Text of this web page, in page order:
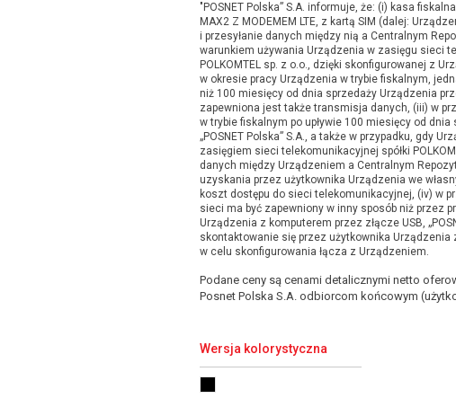
"POSNET Polska” S.A. informuje, że: (i) kasa
MAX2 Z MODEMEM LTE, z kartą SIM (dalej:
i przesyłanie danych między nią a Centralnym
warunkiem używania Urządzenia w zasięgu sieci
POLKOMTEL sp. z o.o., dzięki skonfigurowanej z
w okresie pracy Urządzenia w trybie fiskalnym,
niż 100 miesięcy od dnia sprzedaży Urządzenia
zapewniona jest także transmisja danych, (iii) w
w trybie fiskalnym po upływie 100 miesięcy od
„POSNET Polska” S.A., a także w przypadku, gdy
zasięgiem sieci telekomunikacyjnej spółki
danych między Urządzeniem a Centralnym
uzyskania przez użytkownika Urządzenia we
koszt dostępu do sieci telekomunikacyjnej, (iv) w
sieci ma być zapewniony w inny sposób niż przez
Urządzenia z komputerem przez złącze USB,
skontaktowanie się przez użytkownika Urządzenia
w celu skonfigurowania łącza z Urządzeniem.
Podane ceny są cenami detalicznymi netto
Posnet Polska S.A. odbiorcom końcowym
Wersja kolorystyczna